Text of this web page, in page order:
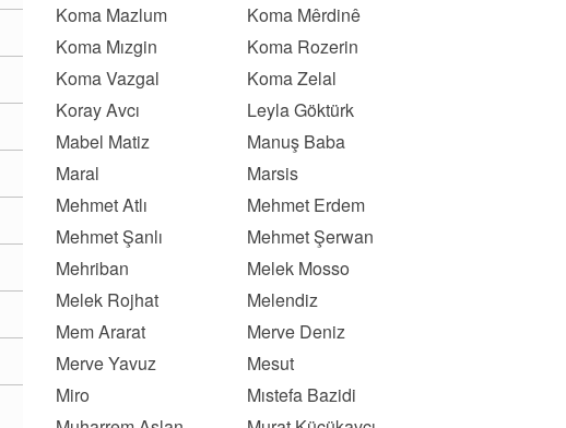
Koma Mazlum
Koma Mêrdinê
Koma Mızgin
Koma Rozerin
Koma Vazgal
Koma Zelal
Koray Avcı
Leyla Göktürk
Mabel Matiz
Manuş Baba
Maral
Marsis
Mehmet Atlı
Mehmet Erdem
Mehmet Şanlı
Mehmet Şerwan
Mehriban
Melek Mosso
Melek Rojhat
Melendiz
Mem Ararat
Merve Deniz
Merve Yavuz
Mesut
Miro
Mıstefa Bazidi